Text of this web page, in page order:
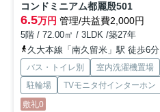
コンドミニアム都麗殷501
6.5万円 管理/共益費2,000円
5階 / 72.00㎡ / 3LDK /築27年
久大本線「南久留米」駅 徒歩6分
バス・トイレ別 室内洗濯機置場
駐輪場
TVモニタ付インターホン
敷礼0